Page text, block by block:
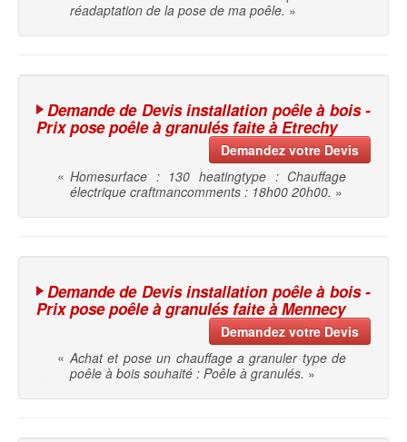
réadaptation de la pose de ma poêle. »
Demande de Devis installation poêle à bois -
Prix pose poêle à granulés faite à Etrechy
Demandez votre Devis
« Homesurface : 130 heatingtype : Chauffage
électrique craftmancomments : 18h00 20h00. »
Demande de Devis installation poêle à bois -
Prix pose poêle à granulés faite à Mennecy
Demandez votre Devis
« Achat et pose un chauffage a granuler type de
poêle à bois souhaité : Poêle à granulés. »